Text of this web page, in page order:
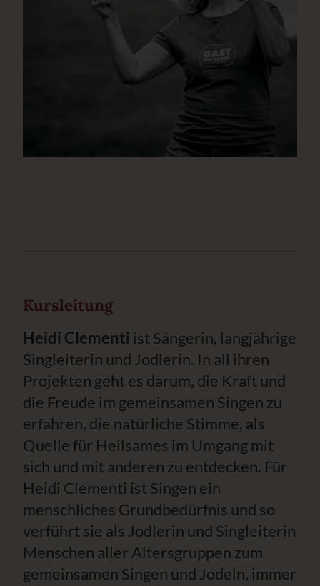
Kursleitung
Heidi Clementi ist Sängerin, langjährige
Singleiterin und Jodlerin. In all ihren
Projekten geht es darum, die Kraft und
die Freude im gemeinsamen Singen zu
erfahren, die natürliche Stimme, als
Quelle für Heilsames im Umgang mit
sich und mit anderen zu entdecken. Für
Heidi Clementi ist Singen ein
menschliches Grundbedürfnis und so
verführt sie als Jodlerin und Singleiterin
Menschen aller Altersgruppen zum
gemeinsamen Singen und Jodeln, immer